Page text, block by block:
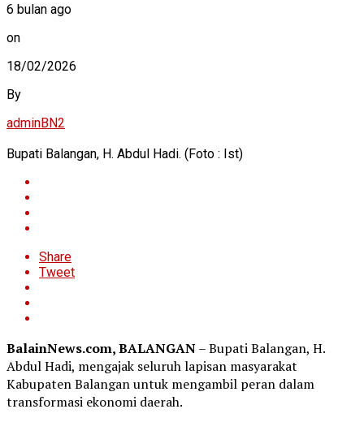
6 bulan ago
on
18/02/2026
By
adminBN2
Bupati Balangan, H. Abdul Hadi. (Foto : Ist)
Share
Tweet
BalainNews.com, BALANGAN– Bupati Balangan, H.
Abdul Hadi, mengajak seluruh lapisan masyarakat
Kabupaten Balangan untuk mengambil peran dalam
transformasi ekonomi daerah.